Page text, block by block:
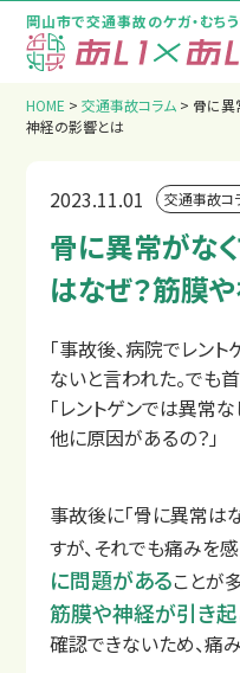
岡山市で交通事故のケガ・むち
トップページ
店舗一覧
HOME >交通事故コラム > 骨に異
神経の影響とは
2023.11.01 交通事故コ
骨に異常がな
はなぜ？筋膜
「事故後、病院でレン
ないと言われた。でも
「レントゲンでは異常
他に原因があるの？」
事故後に「骨に異常は
すが、それでも痛みを
に問題があることが
筋膜や神経が引き
確認できないため、痛